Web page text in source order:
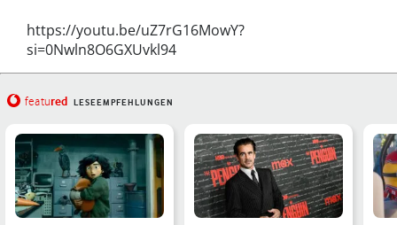
https://youtu.be/uZ7rG16MowY?
si=0Nwln8O6GXUvkl94
featured LESEEMPFEHLUNGEN